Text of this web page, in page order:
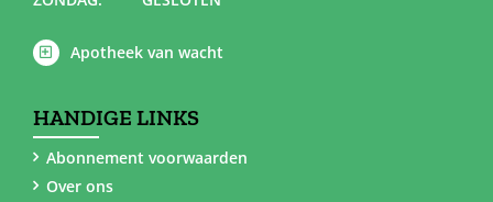
Apotheek van wacht
HANDIGE LINKS
Abonnement voorwaarden
Over ons